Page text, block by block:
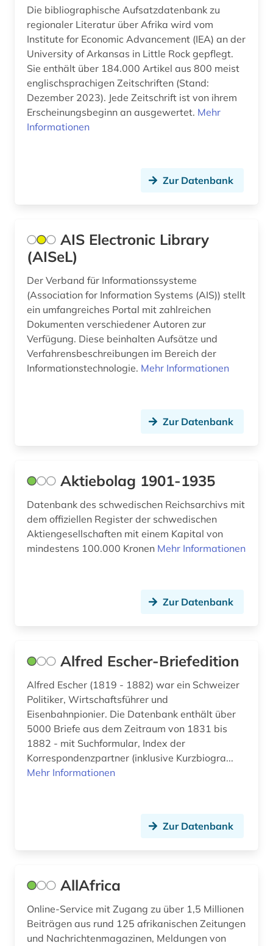
dokumentenserver (4)
doppelbesteuerung (1)
dritte welt (1)
earnings calls transkripte (1)
economy (1)
einbruchsicherung (1)
einkommen (1)
einkommenssteuer (1)
einkommensverteilung (1)
elektrizitätsmarkt (1)
elektronische zeitschrift (12)
elektronische zeitung (1)
elektronisches buch (30)
empirische sozialforschung (1)
energie (4)
energieeffizienz (1)
energiemarkt (2)
energiepolitik (1)
energieressourcen und -politik (1)
entgeltsystem (1)
entwicklung (6)
Die bibliographische Aufsatzdatenbank zu
regionaler Literatur über Afrika wird vom
Institute for Economic Advancement (IEA) an der
University of Arkansas in Little Rock gepflegt.
Sie enthält über 184.000 Artikel aus 800 meist
englischsprachigen Zeitschriften (Stand:
Dezember 2023). Jede Zeitschrift ist von ihrem
Erscheinungsbeginn an ausgewertet. Mehr
Informationen
Zur Datenbank
AIS Electronic Library
(AISeL)
Der Verband für Informationssysteme
(Association for Information Systems (AIS)) stellt
ein umfangreiches Portal mit zahlreichen
Dokumenten verschiedener Autoren zur
Verfügung. Diese beinhalten Aufsätze und
Verfahrensbeschreibungen im Bereich der
Informationstechnologie. Mehr Informationen
Zur Datenbank
Aktiebolag 1901-1935
Datenbank des schwedischen Reichsarchivs mit
dem offiziellen Register der schwedischen
Aktiengesellschaften mit einem Kapital von
mindestens 100.000 Kronen Mehr Informationen
Zur Datenbank
Alfred Escher-Briefedition
Alfred Escher (1819 - 1882) war ein Schweizer
Politiker, Wirtschaftsführer und
Eisenbahnpionier. Die Datenbank enthält über
5000 Briefe aus dem Zeitraum von 1831 bis
1882 - mit Suchformular, Index der
Korrespondenzpartner (inklusive Kurzbiogra...
Mehr Informationen
Zur Datenbank
AllAfrica
Online-Service mit Zugang zu über 1,5 Millionen
Beiträgen aus rund 125 afrikanischen Zeitungen
und Nachrichtenmagazinen, Meldungen von